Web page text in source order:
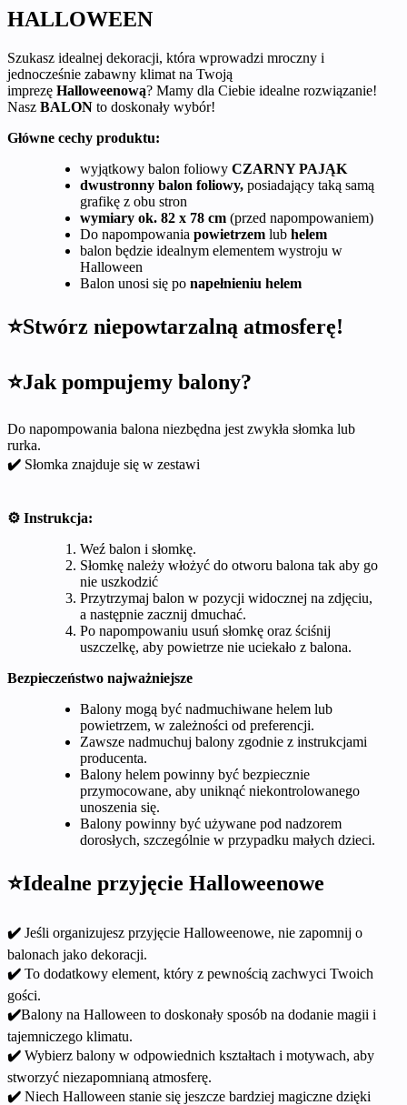
HALLOWEEN
Szukasz idealnej dekoracji, która wprowadzi mroczny i
jednocześnie zabawny klimat na Twoją
imprezę Halloweenową? Mamy dla Ciebie idealne rozwiązanie!
Nasz BALON to doskonały wybór!
Główne cechy produktu:
wyjątkowy balon foliowy CZARNY PAJĄK
dwustronny balon foliowy, posiadający taką samą
grafikę z obu stron
wymiary ok. 82 x 78 cm (przed napompowaniem)
Do napompowania powietrzem lub helem
balon będzie idealnym elementem wystroju w
Halloween
Balon unosi się po napełnieniu helem
⭐Stwórz niepowtarzalną atmosferę!
⭐Jak pompujemy balony?
Do napompowania balona niezbędna jest zwykła słomka lub
rurka.
✔️ Słomka znajduje się w zestawi
⚙️ Instrukcja:
Weź balon i słomkę.
Słomkę należy włożyć do otworu balona tak aby go
nie uszkodzić
Przytrzymaj balon w pozycji widocznej na zdjęciu,
a następnie zacznij dmuchać.
Po napompowaniu usuń słomkę oraz ściśnij
uszczelkę, aby powietrze nie uciekało z balona.
Bezpieczeństwo najważniejsze
Balony mogą być nadmuchiwane helem lub
powietrzem, w zależności od preferencji.
Zawsze nadmuchuj balony zgodnie z instrukcjami
producenta.
Balony helem powinny być bezpiecznie
przymocowane, aby uniknąć niekontrolowanego
unoszenia się.
Balony powinny być używane pod nadzorem
dorosłych, szczególnie w przypadku małych dzieci.
⭐Idealne przyjęcie Halloweenowe
✔️ Jeśli organizujesz przyjęcie Halloweenowe, nie zapomnij o
balonach jako dekoracji.
✔️ To dodatkowy element, który z pewnością zachwyci Twoich
gości.
✔️Balony na Halloween to doskonały sposób na dodanie magii i
tajemniczego klimatu.
✔️ Wybierz balony w odpowiednich kształtach i motywach, aby
stworzyć niezapomnianą atmosferę.
✔️ Niech Halloween stanie się jeszcze bardziej magiczne dzięki